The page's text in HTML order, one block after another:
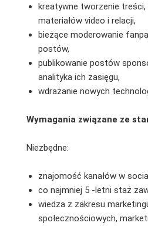
kreatywne tworzenie treści,
materiałów video i relacji,
bieżące moderowanie
postów,
publikowanie postów
analityka ich zasięgu,
wdrażanie nowych
Wymagania związane ze
Niezbędne:
znajomość kanałów w
co najmniej 5 -letni staż
wiedza z zakresu
społecznościowych,